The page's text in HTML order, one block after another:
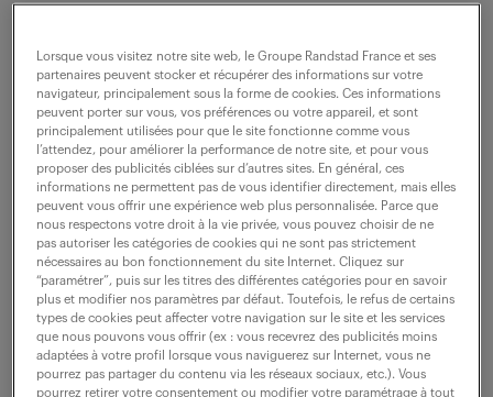
préparation des supports, logistique et...
voir l'offre
chargé(e) / gestionnaire
contentieux (f/h)
18 mai 2026
Nanterre (92) intérim
3 mois
33 000 - 34 000 € / an
Lorsque vous visitez notre site web, le Groupe Randstad France et ses
partenaires peuvent stocker et récupérer des informations sur votre
navigateur, principalement sous la forme de cookies. Ces informations
peuvent porter sur vous, vos préférences ou votre appareil, et sont
principalement utilisées pour que le site fonctionne comme vous
l’attendez, pour améliorer la performance de notre site, et pour vous
proposer des publicités ciblées sur d’autres sites. En général, ces
informations ne permettent pas de vous identifier directement, mais elles
peuvent vous offrir une expérience web plus personnalisée. Parce que
nous respectons votre droit à la vie privée, vous pouvez choisir de ne
pas autoriser les catégories de cookies qui ne sont pas strictement
nécessaires au bon fonctionnement du site Internet. Cliquez sur
“paramétrer”, puis sur les titres des différentes catégories pour en savoir
plus et modifier nos paramètres par défaut. Toutefois, le refus de certains
types de cookies peut affecter votre navigation sur le site et les services
que nous pouvons vous offrir (ex : vous recevrez des publicités moins
adaptées à votre profil lorsque vous naviguerez sur Internet, vous ne
pourrez pas partager du contenu via les réseaux sociaux, etc.). Vous
pourrez retirer votre consentement ou modifier votre paramétrage à tout